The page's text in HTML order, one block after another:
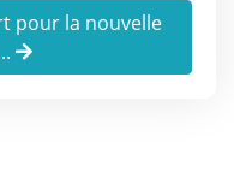
pour la nouvelle